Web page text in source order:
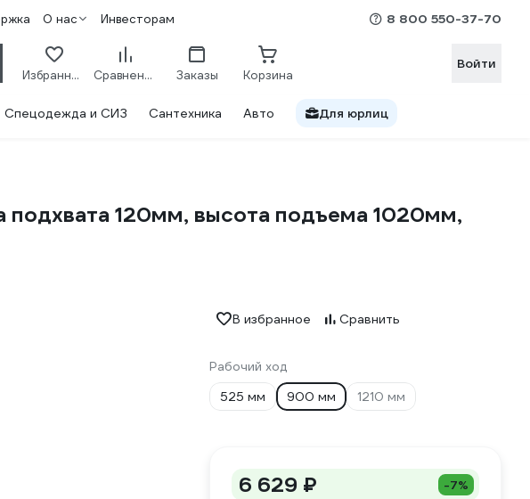
О нас Инвесторам 8 800 550-37-70
Избранное Сравнение Заказы Корзина
Войти
Спецодежда и СИЗ Сантехника Авто Для юрлиц
120мм, высота подъема 1020мм,
В избранное Сравнить
Рабочий ход
525 мм
900 мм 1210 мм
6 629 ₽ -7%